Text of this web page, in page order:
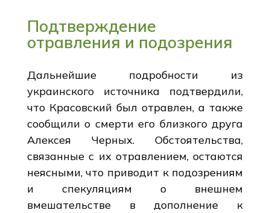
Подтверждение
отравления и подозрения
Дальнейшие подробности из
украинского источника подтвердили,
что Красовский был отравлен, а также
сообщили о смерти его близкого друга
Алексея Черных. Обстоятельства,
связанные с их отравлением, остаются
неясными, что приводит к подозрениям
и спекуляциям о внешнем
вмешательстве в дополнение к